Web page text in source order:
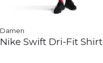
Damen
Nike Swift Dri-Fit Shirt